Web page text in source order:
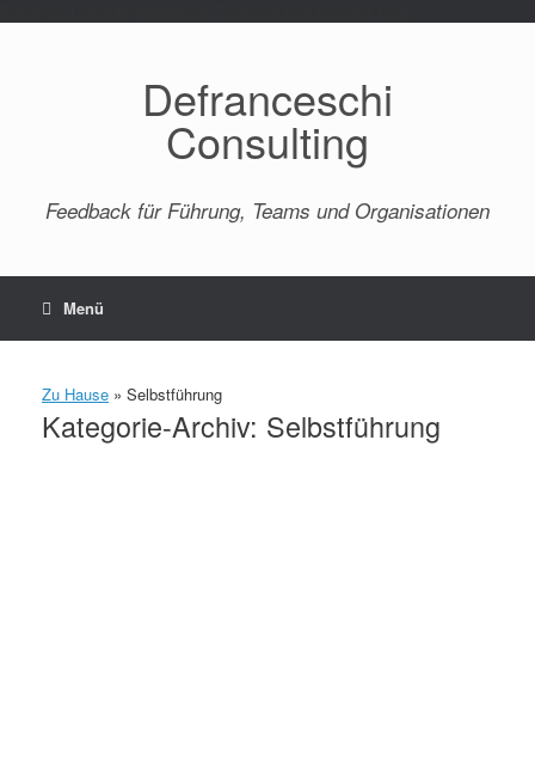
Defranceschi
Consulting
Feedback für Führung, Teams und Organisationen
Menü
Zu Hause » Selbstführung
Kategorie-Archiv: Selbstführung